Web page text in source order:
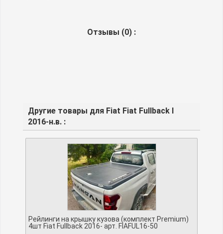
Отзывы (0) :
Другие товары для Fiat Fiat Fullback I
2016-н.в. :
Рейлинги на крышку кузова (комплект Premium)
4шт Fiat Fullback 2016- арт. FIAFUL16-50